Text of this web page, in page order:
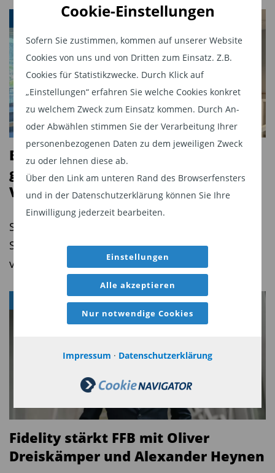
Cookie-Einstellungen
Sofern Sie zustimmen, kommen auf unserer Website
Cookies von uns und von Dritten zum Einsatz. Z.B.
Cookies für Statistikzwecke. Durch Klick auf
„Einstellungen“ erfahren Sie welche Cookies konkret
zu welchem Zweck zum Einsatz kommen. Durch An-
oder Abwählen stimmen Sie der Verarbeitung Ihrer
personenbezogenen Daten zu dem jeweiligen Zweck
zu oder lehnen diese ab.
Über den Link am unteren Rand des Browserfensters
und in der Datenschutzerklärung können Sie Ihre
Einwilligung jederzeit bearbeiten.
Einstellungen
Alle akzeptieren
Nur notwendige Cookies
Impressum · Datenschutzerklärung
PERSONAL NEWS
Bellevue Asset Management
gewinnt erfahrenen
Vertriebsexperten
Seit dem 1. Juli 2026 verstärkt Michael Jöhr als
Senior Sales Schweiz und Österreich das Team
von Bellevue Asset Management.
ASSET MANAGER
Fidelity stärkt FFB mit Oliver
Dreiskämper und Alexander Heynen